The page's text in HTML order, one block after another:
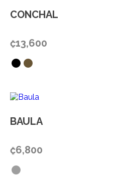
CONCHAL
₡13,600
BAULA
₡6,800